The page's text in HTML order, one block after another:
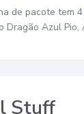
de pacote tem
Dragão Azul
Stuff